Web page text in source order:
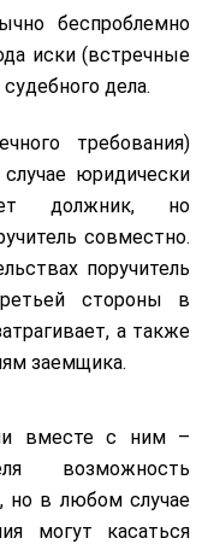
беспроблемно
иски (встречные
дела.
требования)
юридически
должник, но
совместно.
поручитель
стороны в
а также
заемщика.
вместе с ним –
возможность
но в любом случае
могут касаться